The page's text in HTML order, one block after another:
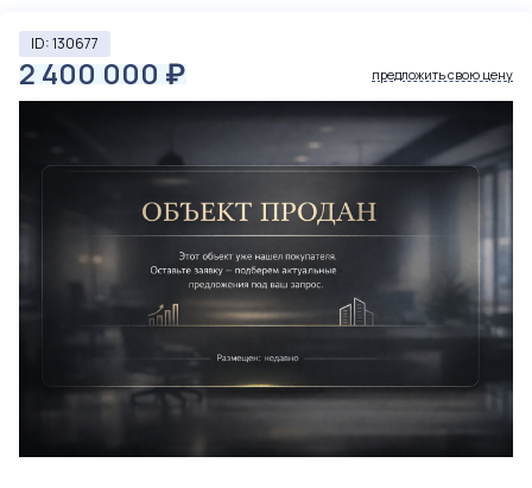
ID: 130677
2 400 000 ₽ предложить свою цену